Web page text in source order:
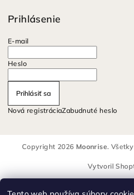
Prihlásenie
E-mail
Heslo
Prihlásiť sa
Nová registráciaZabudnuté heslo
Copyright 2026 Moonrise.
Vytvoril